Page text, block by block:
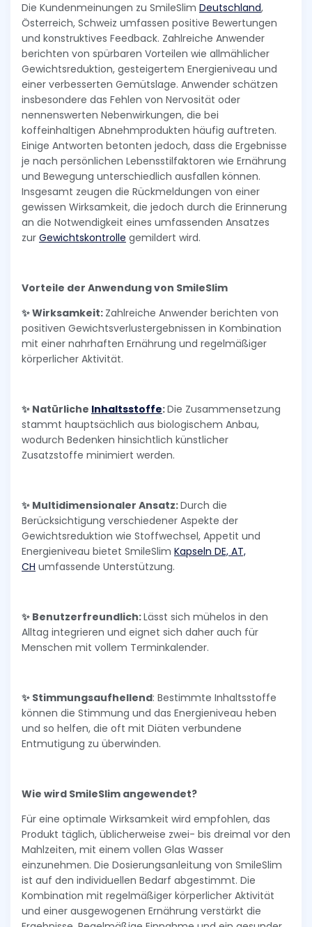
Die Kundenmeinungen zu SmileSlim Deutschland,
Österreich, Schweiz umfassen positive Bewertungen
und konstruktives Feedback. Zahlreiche Anwender
berichten von spürbaren Vorteilen wie allmählicher
Gewichtsreduktion, gesteigertem Energieniveau und
einer verbesserten Gemütslage. Anwender schätzen
insbesondere das Fehlen von Nervosität oder
nennenswerten Nebenwirkungen, die bei
koffeinhaltigen Abnehmprodukten häufig auftreten.
Einige Antworten betonten jedoch, dass die Ergebnisse
je nach persönlichen Lebensstilfaktoren wie Ernährung
und Bewegung unterschiedlich ausfallen können.
Insgesamt zeugen die Rückmeldungen von einer
gewissen Wirksamkeit, die jedoch durch die Erinnerung
an die Notwendigkeit eines umfassenden Ansatzes
zur Gewichtskontrolle gemildert wird.
Vorteile der Anwendung von SmileSlim
✨ Wirksamkeit: Zahlreiche Anwender berichten von
positiven Gewichtsverlustergebnissen in Kombination
mit einer nahrhaften Ernährung und regelmäßiger
körperlicher Aktivität.
✨ Natürliche Inhaltsstoffe:Die Zusammensetzung
stammt hauptsächlich aus biologischem Anbau,
wodurch Bedenken hinsichtlich künstlicher
Zusatzstoffe minimiert werden.
✨ Multidimensionaler Ansatz:Durch die
Berücksichtigung verschiedener Aspekte der
Gewichtsreduktion wie Stoffwechsel, Appetit und
Energieniveau bietet SmileSlim Kapseln DE, AT,
CH umfassende Unterstützung.
✨ Benutzerfreundlich:Lässt sich mühelos in den
Alltag integrieren und eignet sich daher auch für
Menschen mit vollem Terminkalender.
✨ Stimmungsaufhellend: Bestimmte Inhaltsstoffe
können die Stimmung und das Energieniveau heben
und so helfen, die oft mit Diäten verbundene
Entmutigung zu überwinden.
Wie wird SmileSlim angewendet?
Für eine optimale Wirksamkeit wird empfohlen, das
Produkt täglich, üblicherweise zwei- bis dreimal vor den
Mahlzeiten, mit einem vollen Glas Wasser
einzunehmen. Die Dosierungsanleitung von SmileSlim
ist auf den individuellen Bedarf abgestimmt. Die
Kombination mit regelmäßiger körperlicher Aktivität
und einer ausgewogenen Ernährung verstärkt die